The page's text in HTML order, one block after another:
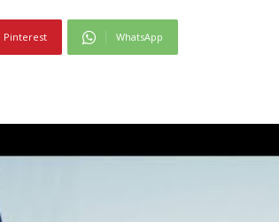
Pinterest WhatsApp